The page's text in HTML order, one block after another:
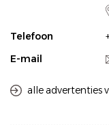
Telefoon
E-mail
alle advertenties